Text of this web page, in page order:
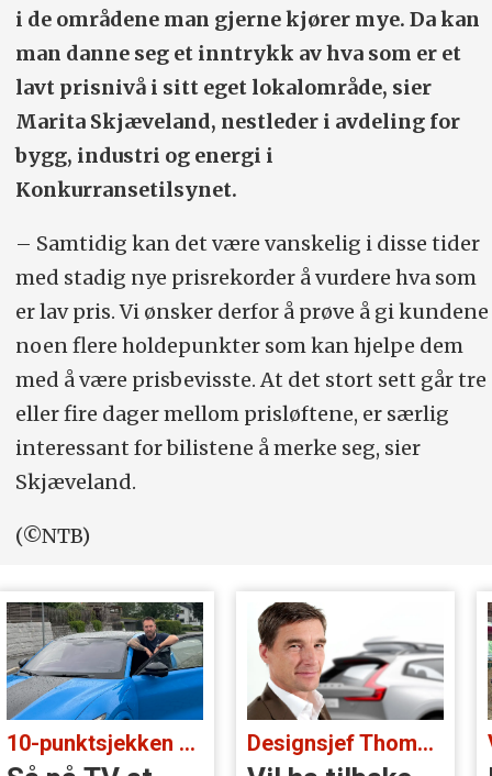
i de områdene man gjerne kjører mye. Da kan
man danne seg et inntrykk av hva som er et
lavt prisnivå i sitt eget lokalområde, sier
Marita Skjæveland, nestleder i avdeling for
bygg, industri og energi i
Konkurransetilsynet.
– Samtidig kan det være vanskelig i disse tider
med stadig nye prisrekorder å vurdere hva som
er lav pris. Vi ønsker derfor å prøve å gi kundene
noen flere holdepunkter som kan hjelpe dem
med å være prisbevisste. At det stort sett går tre
eller fire dager mellom prisløftene, er særlig
interessant for bilistene å merke seg, sier
Skjæveland.
(©NTB)
10-punktsjekken med standup-komiker Ørjan Burøe: Designsjef Thomas Ingenlath: